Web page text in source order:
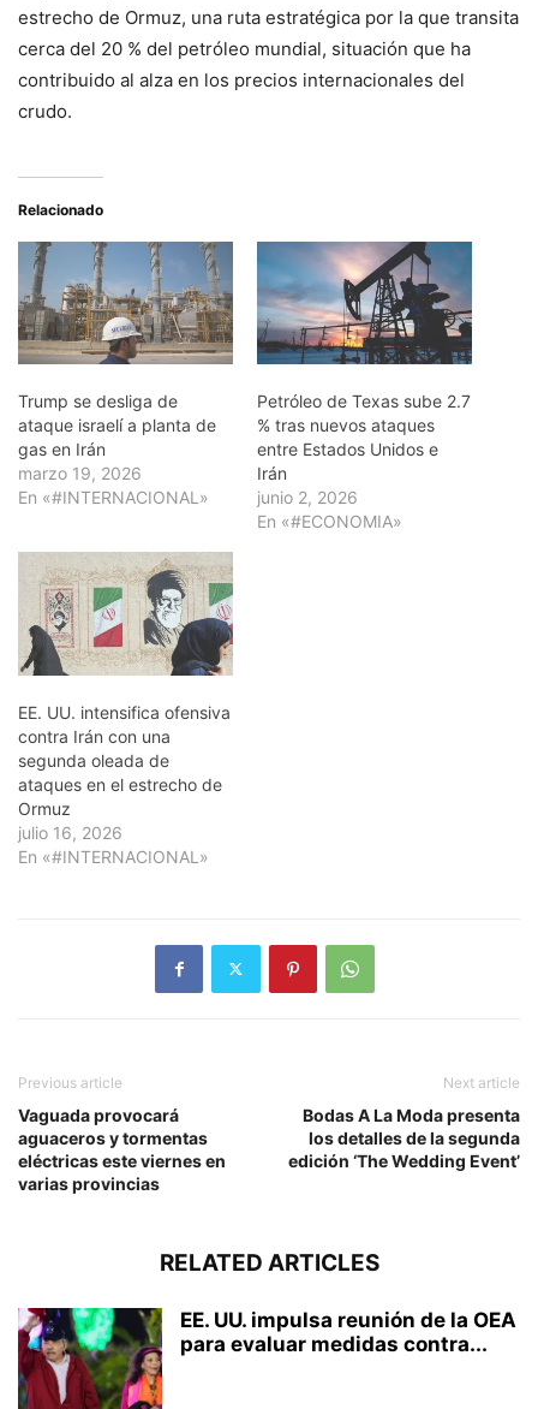
estrecho de Ormuz, una ruta estratégica por la que transita
cerca del 20 % del petróleo mundial, situación que ha
contribuido al alza en los precios internacionales del
crudo.
Relacionado
Trump se desliga de
ataque israelí a planta de
gas en Irán
marzo 19, 2026
En «#INTERNACIONAL»
Petróleo de Texas sube 2.7
% tras nuevos ataques
entre Estados Unidos e
Irán
junio 2, 2026
En «#ECONOMIA»
EE. UU. intensifica ofensiva
contra Irán con una
segunda oleada de
ataques en el estrecho de
Ormuz
julio 16, 2026
En «#INTERNACIONAL»
Previous article
Vaguada provocará
aguaceros y tormentas
eléctricas este viernes en
varias provincias
Next article
Bodas A La Moda presenta
los detalles de la segunda
edición ‘The Wedding Event’
RELATED ARTICLES
EE. UU. impulsa reunión de la OEA
para evaluar medidas contra...